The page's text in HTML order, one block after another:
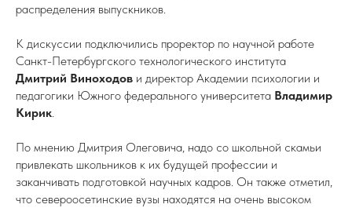
распределения выпускников.
К дискуссии подключились проректор по научной работе
Санкт-Петербургского технологического института
Дмитрий Виноходов и директор Академии психологии и
педагогики Южного федерального университета Владимир
Кирик.
По мнению Дмитрия Олеговича, надо со школьной скамьи
привлекать школьников к их будущей профессии и
заканчивать подготовкой научных кадров. Он также отметил,
что североосетинские вузы находятся на очень высоком